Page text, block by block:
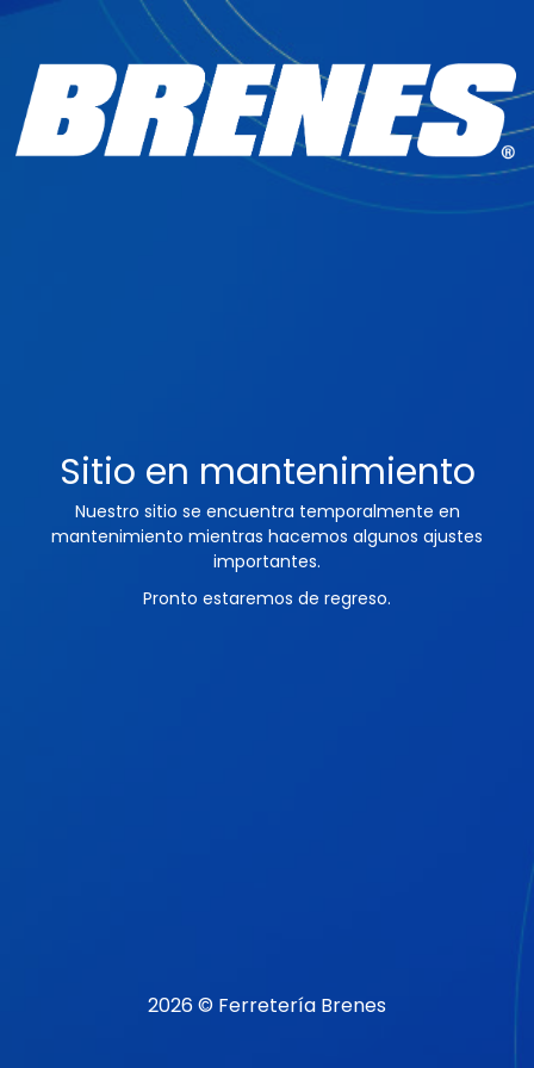
Sitio en mantenimiento
Nuestro sitio se encuentra temporalmente en
mantenimiento mientras hacemos algunos ajustes
importantes.
Pronto estaremos de regreso.
2026 © Ferretería Brenes